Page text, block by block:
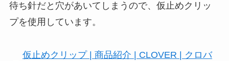
待ち針だと穴があいてしまうので、仮止めクリッ
プを使用しています。
仮止めクリップ | 商品紹介 | CLOVER | クロバ